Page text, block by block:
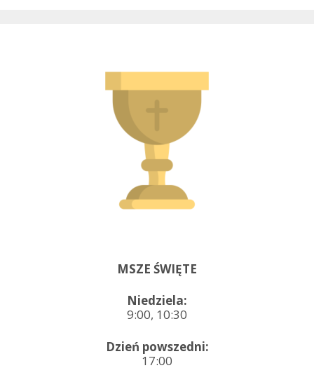
MSZE ŚWIĘTE
Niedziela:
9:00, 10:30
Dzień powszedni:
17:00